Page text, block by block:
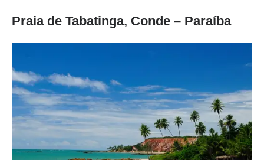
Praia de Tabatinga, Conde – Paraíba